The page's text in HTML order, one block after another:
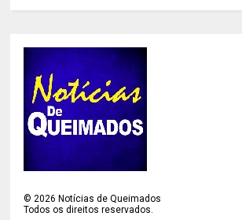
© 2026 Notícias de Queimados
Todos os direitos reservados.